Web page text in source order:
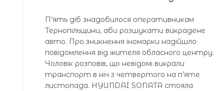
П’ять діб знадобилося оперативникам
Тернопільщини, аби розшукати викрадене
авто. Про зникнення іномарки надійшло
повідомлення від жителя обласного центру.
Чоловік розповів, що невідомі викрали
транспорт в ніч з четвертого на п’яте
листопада. HYUNDAI SONATA стояла